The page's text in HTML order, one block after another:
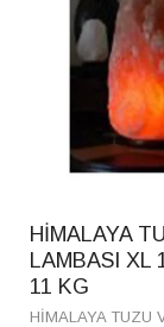
HİMALAYA
LAMBASI XL
11 KG
HIMALAYA TUZU